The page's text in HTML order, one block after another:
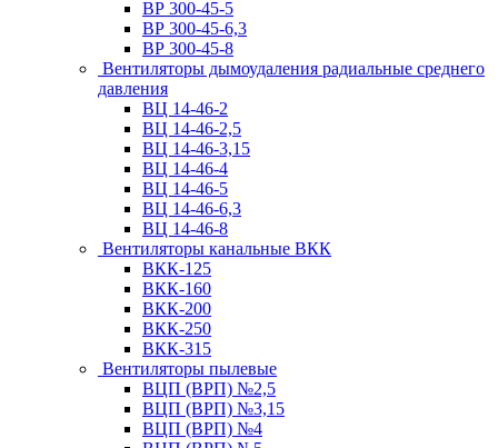
ВР 300-45-5
ВР 300-45-6,3
ВР 300-45-8
Вентиляторы дымоудаления радиальные среднего
давления
ВЦ 14-46-2
ВЦ 14-46-2,5
ВЦ 14-46-3,15
ВЦ 14-46-4
ВЦ 14-46-5
ВЦ 14-46-6,3
ВЦ 14-46-8
Вентиляторы канальные ВКК
ВКК-125
ВКК-160
ВКК-200
ВКК-250
ВКК-315
Вентиляторы пылевые
ВЦП (ВРП) №2,5
ВЦП (ВРП) №3,15
ВЦП (ВРП) №4